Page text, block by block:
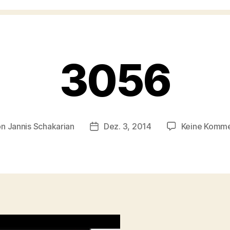
3056
Jannis Schakarian Veröffentlichungsdatum
Dez. 3, 2014 Keine